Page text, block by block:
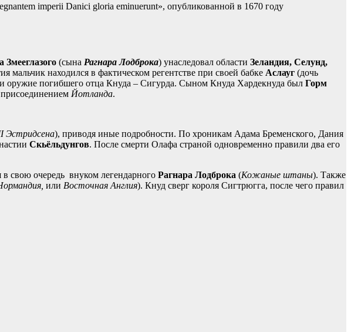
imperii Danici gloria eminuerunt», опубликованной в 1670 году
Змееглазого (сына Рагнара Лодброка) унаследовал области Зеландия, Селунд,
мальчик находился в фактическом регентстве при своей бабке Аслауг (дочь
оружие погибшего отца Кнуда – Сигурда. Сыном Кнуда Хардекнуда был Горм
Йотланда.
Эстридсена), приводя иные подробности. По хроникам Адама Бременского, Дания
Скьёльдунгов. После смерти Олафа страной одновременно правили два его
в свою очередь внуком легендарного Рагнара Лодброка (Кожаные штаны). Также
или Восточная Англия). Кнуд сверг короля Сигтрюгга, после чего правил